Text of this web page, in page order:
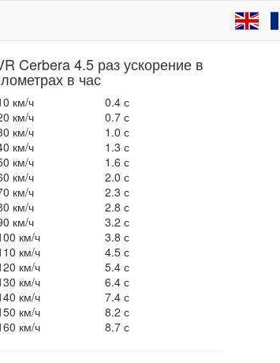
Cerbera 4.5 раз ускорение в
в час
км/ч
0.4 с
км/ч
0.7 с
км/ч
1.0 с
км/ч
1.3 с
км/ч
1.6 с
км/ч
2.0 с
км/ч
2.3 с
км/ч
2.8 с
км/ч
3.2 с
км/ч
3.8 с
км/ч
4.5 с
км/ч
5.4 с
км/ч
6.4 с
км/ч
7.4 с
км/ч
8.2 с
км/ч
8.7 с